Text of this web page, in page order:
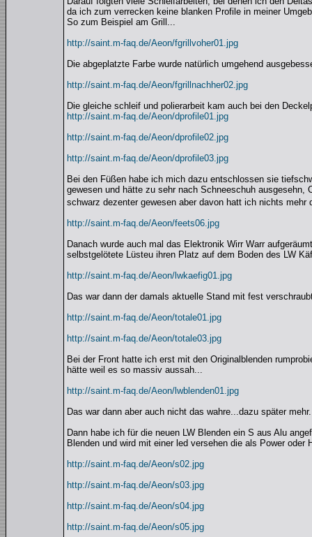
da ich zum verrecken keine blanken Profile in meiner
So zum Beispiel am Grill...
http://saint.m-faq.de/Aeon/fgrillvoher01.jpg
Die abgeplatzte Farbe wurde natürlich umgehend
http://saint.m-faq.de/Aeon/fgrillnachher02.jpg
Die gleiche schleif und polierarbeit kam auch bei den
http://saint.m-faq.de/Aeon/dprofile01.jpg
http://saint.m-faq.de/Aeon/dprofile02.jpg
http://saint.m-faq.de/Aeon/dprofile03.jpg
Bei den Füßen habe ich mich dazu entschlossen sie
gewesen und hätte zu sehr nach Schneeschuh
schwarz dezenter gewesen aber davon hatt ich nichts mehr
http://saint.m-faq.de/Aeon/feets06.jpg
Danach wurde auch mal das Elektronik Wirr Warr
selbstgelötete Lüsteu ihren Platz auf dem Boden des LW
http://saint.m-faq.de/Aeon/lwkaefig01.jpg
Das war dann der damals aktuelle Stand mit fest
http://saint.m-faq.de/Aeon/totale01.jpg
http://saint.m-faq.de/Aeon/totale03.jpg
Bei der Front hatte ich erst mit den Originalblenden
hätte weil es so massiv aussah...
http://saint.m-faq.de/Aeon/lwblenden01.jpg
Das war dann aber auch nicht das wahre...dazu später
Dann habe ich für die neuen LW Blenden ein S aus Alu
Blenden und wird mit einer led versehen die als Power oder
http://saint.m-faq.de/Aeon/s02.jpg
http://saint.m-faq.de/Aeon/s03.jpg
http://saint.m-faq.de/Aeon/s04.jpg
http://saint.m-faq.de/Aeon/s05.jpg